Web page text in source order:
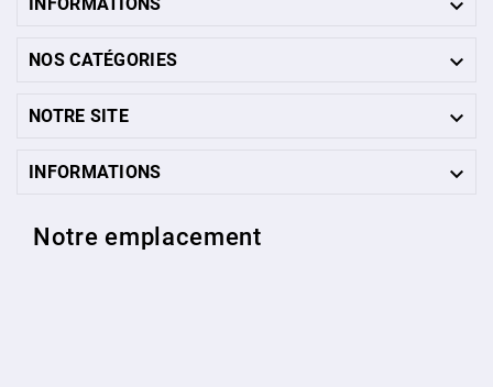

NOS CATÉGORIES 
NOTRE SITE 
INFORMATIONS 
Notre emplacement